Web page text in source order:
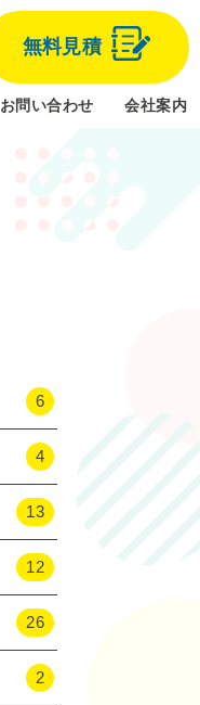
無料見積
お問い合わせ 会社案内
6
4
13
12
26
2